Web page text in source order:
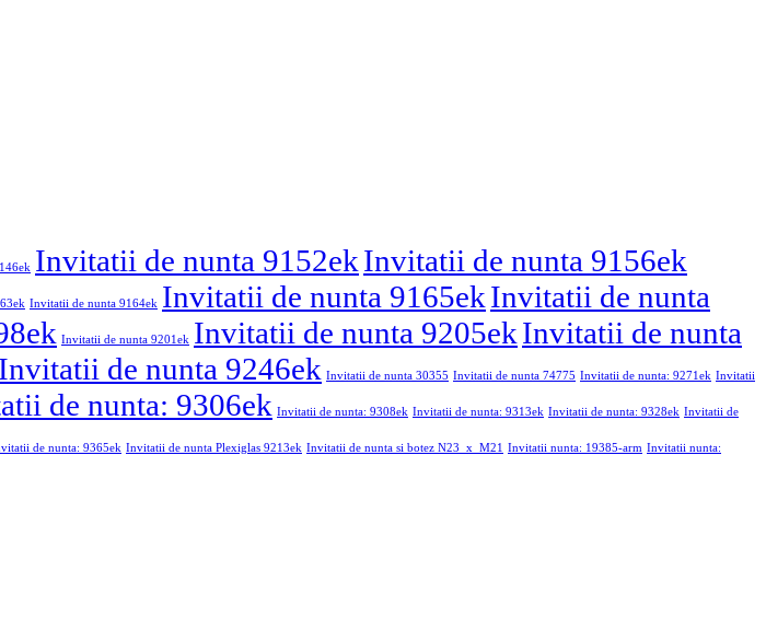
Invitatii de nunta 9152ekInvitatii de nunta 9156ek
Invitatii de nunta 9164ek Invitatii de nunta 9165ekInvitatii de nunta
Invitatii de nunta 9201ek Invitatii de nunta 9205ekInvitatii de nunta
Invitatii de nunta 9246ek Invitatii de nunta 30355 Invitatii de nunta 74775 Invitatii de nunta: 9271ek Invitatii
de nunta: 9306ek Invitatii de nunta: 9308ek Invitatii de nunta: 9313ek Invitatii de nunta: 9328ek Invitatii de
de nunta: 9365ek Invitatii de nunta Plexiglas 9213ek Invitatii de nunta si botez N23_x_M21 Invitatii nunta: 19385-arm Invitatii nunta: